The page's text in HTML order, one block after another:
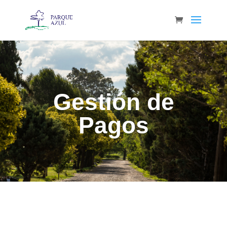
Gestión de
Pagos